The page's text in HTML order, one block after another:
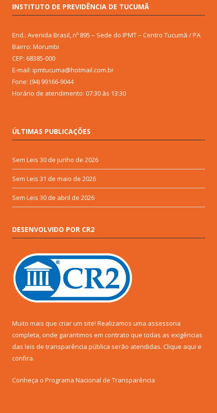
INSTITUTO DE PREVIDÊNCIA DE TUCUMÃ
End.: Avenida Brasil, nº 895 – Sede do IPMT – Centro Tucumã / PA
Bairro: Morumbi
CEP: 68385-000
E-mail: ipmtucuma@hotmail.com.br
Fone: (94) 99166-9044
Horário de atendimento: 07:30 às 13:30
ÚLTIMAS PUBLICAÇÕES
Sem Leis 30 de junho de 2026
Sem Leis 31 de maio de 2026
Sem Leis 30 de abril de 2026
DESENVOLVIDO POR CR2
Muito mais que criar um site! Realizamos uma assessoria
completa, onde garantimos em contrato que todas as exigências
das leis de transparência pública serão atendidas. Clique aqui e
confira.
Conheça o Programa Nacional de Transparência